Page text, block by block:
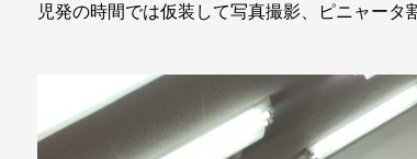
児発の時間では仮装して写真撮影、ピニャータ